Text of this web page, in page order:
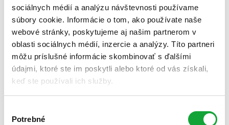
sociálnych médií a analýzu návštevnosti používame
súbory cookie. Informácie o tom, ako používate naše
webové stránky, poskytujeme aj našim partnerom v
oblasti sociálnych médií, inzercie a analýzy. Títo partneri
môžu príslušné informácie skombinovať s ďalšími
údajmi, ktoré ste im poskytli alebo ktoré od vás získali,
keď ste používali ich služby.
súhlasu
Potrebné